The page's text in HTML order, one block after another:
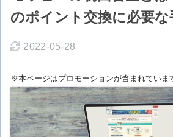
のポイント交換に必要
2022-05-28
※本ページはプロモーションが含まれていま